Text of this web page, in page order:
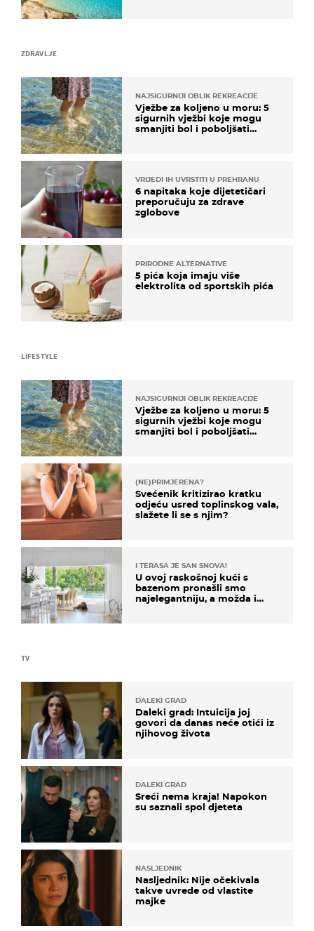
ZDRAVLJE
NAJSIGURNIJI OBLIK REKREACIJE
Vježbe za koljeno u moru: 5
sigurnih vježbi koje mogu
smanjiti bol i poboljšati
VRIJEDI IH UVRSTITI U PREHRANU
6 napitaka koje dijetetičari
preporučuju za zdrave
zglobove
PRIRODNE ALTERNATIVE
5 pića koja imaju više
elektrolita od sportskih pića
TV
DALEKI GRAD
Daleki grad: Intuicija joj
govori da danas neće otići iz
njihovog života
DALEKI GRAD
Sreći nema kraja! Napokon
su saznali spol djeteta
NASLJEDNIK
Nasljednik: Nije očekivala
takve uvrede od vlastite
majke
LIFESTYLE
NAJSIGURNIJI OBLIK REKREACIJE
Vježbe za koljeno u moru: 5
sigurnih vježbi koje mogu
smanjiti bol i poboljšati
(NE)PRIMJERENA?
Svećenik kritizirao kratku
odjeću usred toplinskog vala,
slažete li se s njim?
I TERASA JE SAN SNOVA!
U ovoj raskošnoj kući s
bazenom pronašli smo
najelegantniju, a možda i